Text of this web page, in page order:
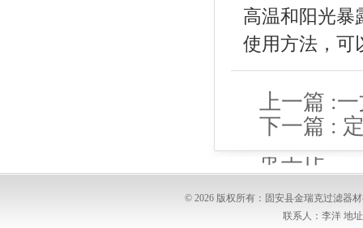
高温和阳光暴
使用方法，可
上一篇 :
下一篇 :
常工作
© 2026 版权所有：固安县金瑞克过滤器
联系人：李洋 地